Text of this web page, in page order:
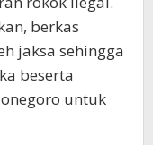
berkas
jaksa sehingga
beserta
untuk